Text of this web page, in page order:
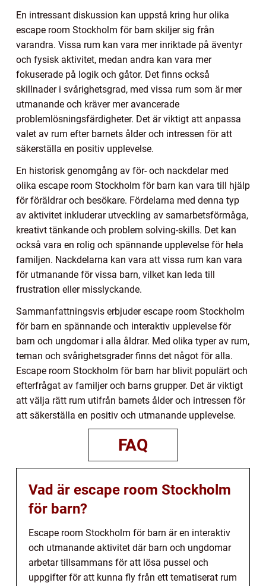
En intressant diskussion kan uppstå kring hur olika
escape room Stockholm för barn skiljer sig från
varandra. Vissa rum kan vara mer inriktade på äventyr
och fysisk aktivitet, medan andra kan vara mer
fokuserade på logik och gåtor. Det finns också
skillnader i svårighetsgrad, med vissa rum som är mer
utmanande och kräver mer avancerade
problemlösningsfärdigheter. Det är viktigt att anpassa
valet av rum efter barnets ålder och intressen för att
säkerställa en positiv upplevelse.
En historisk genomgång av för- och nackdelar med
olika escape room Stockholm för barn kan vara till hjälp
för föräldrar och besökare. Fördelarna med denna typ
av aktivitet inkluderar utveckling av samarbetsförmåga,
kreativt tänkande och problem solving-skills. Det kan
också vara en rolig och spännande upplevelse för hela
familjen. Nackdelarna kan vara att vissa rum kan vara
för utmanande för vissa barn, vilket kan leda till
frustration eller misslyckande.
Sammanfattningsvis erbjuder escape room Stockholm
för barn en spännande och interaktiv upplevelse för
barn och ungdomar i alla åldrar. Med olika typer av rum,
teman och svårighetsgrader finns det något för alla.
Escape room Stockholm för barn har blivit populärt och
efterfrågat av familjer och barns grupper. Det är viktigt
att välja rätt rum utifrån barnets ålder och intressen för
att säkerställa en positiv och utmanande upplevelse.
FAQ
Vad är escape room Stockholm
för barn?
Escape room Stockholm för barn är en interaktiv
och utmanande aktivitet där barn och ungdomar
arbetar tillsammans för att lösa pussel och
uppgifter för att kunna fly från ett tematiserat rum